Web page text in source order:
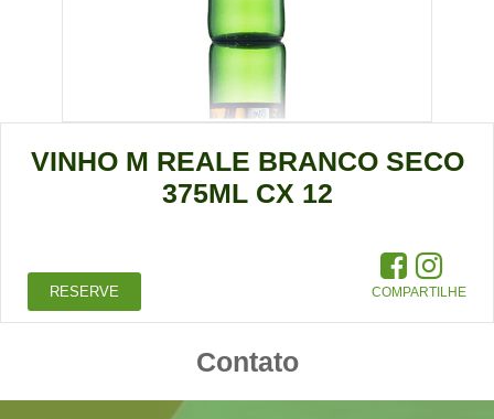
VINHO M REALE BRANCO SECO
375ML CX 12
RESERVE COMPARTILHE
Contato